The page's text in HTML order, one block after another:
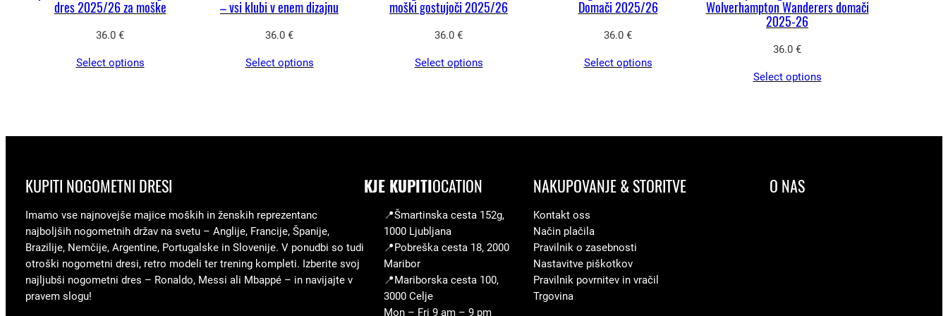
dres 2025/26 za moške
36.0 €
Select options
– vsi klubi v enem dizajnu
36.0 €
Select options
moški gostujoči 2025/26
36.0 €
Select options
Domači 2025/26
36.0 €
Select options
Wolverhampton Wanderers domači
2025-26
36.0 €
Select options
KUPITI NOGOMETNI DRESI
Imamo vse najnovejše majice moških in ženskih reprezentanc
najboljših nogometnih držav na svetu – Anglije, Francije, Španije,
Brazilije, Nemčije, Argentine, Portugalske in Slovenije. V ponudbi so tudi
otroški nogometni dresi, retro modeli ter trening kompleti. Izberite svoj
najljubši nogometni dres – Ronaldo, Messi ali Mbappé – in navijajte v
pravem slogu!
KJE KUPITIOCATION
📍Šmartinska cesta 152g,
1000 Ljubljana
📍Pobreška cesta 18, 2000
Maribor
📍Mariborska cesta 100,
3000 Celje
Mon – Fri 9 am – 9 pm
NAKUPOVANJE & STORITVE
Kontakt oss
Način plačila
Pravilnik o zasebnosti
Nastavitve piškotkov
Pravilnik povrnitev in vračil
Trgovina
O NAS